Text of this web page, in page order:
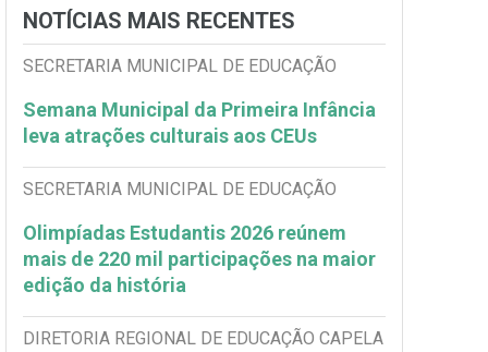
NOTÍCIAS MAIS RECENTES
SECRETARIA MUNICIPAL DE EDUCAÇÃO
Semana Municipal da Primeira Infância
leva atrações culturais aos CEUs
SECRETARIA MUNICIPAL DE EDUCAÇÃO
Olimpíadas Estudantis 2026 reúnem
mais de 220 mil participações na maior
edição da história
DIRETORIA REGIONAL DE EDUCAÇÃO CAPELA